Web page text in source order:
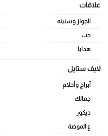
علاقات
الجواز وسنينه
حب
هدايا
لايف ستايل
أبراج وأحلام
جمالك
ديكور
ع الموضة